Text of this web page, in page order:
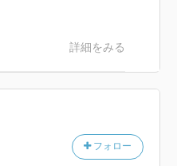
詳細をみる
フォロー